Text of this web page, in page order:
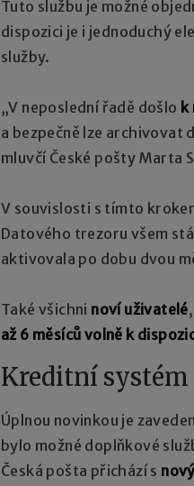
Tuto službu je možné
dispozici je i jednoduchý
služby.
„V neposlední řadě došlo k
a bezpečně lze archivovat
mluvčí České pošty Marta
V souvislosti s tímto
Datového trezoru všem
aktivovala po dobu dvou
Také všichni noví uživatelé
až 6 měsíců volně k
Kreditní
Úplnou novinkou je
bylo možné doplňkové
Česká pošta přichází s